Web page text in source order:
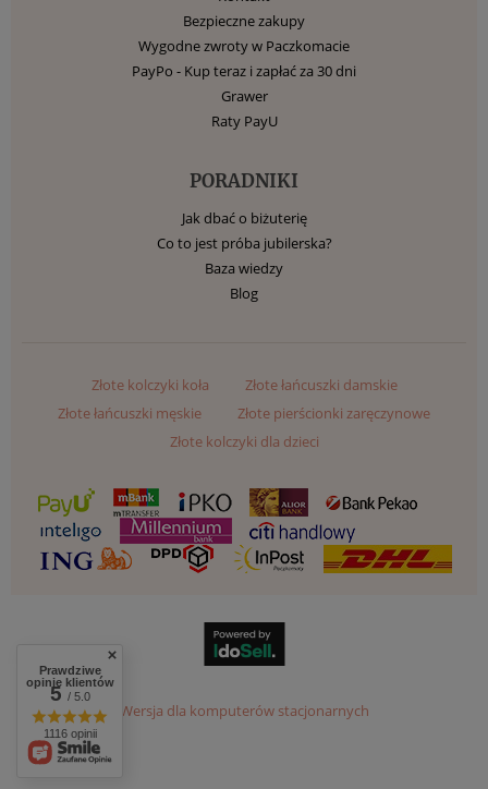
Bezpieczne zakupy
Wygodne zwroty w Paczkomacie
PayPo - Kup teraz i zapłać za 30 dni
Grawer
Raty PayU
PORADNIKI
Jak dbać o biżuterię
Co to jest próba jubilerska?
Baza wiedzy
Blog
Złote kolczyki koła
Złote łańcuszki damskie
Złote łańcuszki męskie
Złote pierścionki zaręczynowe
Złote kolczyki dla dzieci
Wersja dla komputerów stacjonarnych
Prawdziwe
opinie klientów
5/ 5.0
1116 opinii